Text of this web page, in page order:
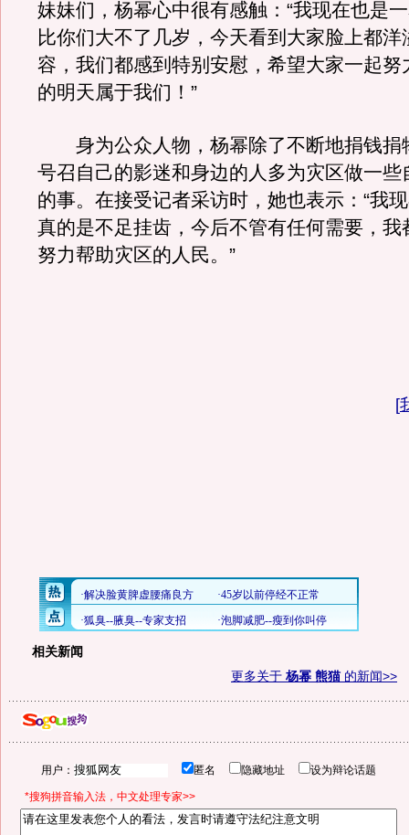
妹妹们，杨幂心中很有感触：“我现在也是
比你们大不了几岁，今天看到大家脸上都洋
容，我们都感到特别安慰，希望大家一起努
的明天属于我们！”
身为公众人物，杨幂除了不断地捐钱捐
号召自己的影迷和身边的人多为灾区做一些
的事。在接受记者采访时，她也表示：“我
真的是不足挂齿，今后不管有任何需要，我
努力帮助灾区的人民。”
[
相关新闻
更多关于 杨幂 熊猫 的新闻>>
用户： 匿名 隐藏地址 设为辩论话题
*搜狗拼音输入法，中文处理专家>>